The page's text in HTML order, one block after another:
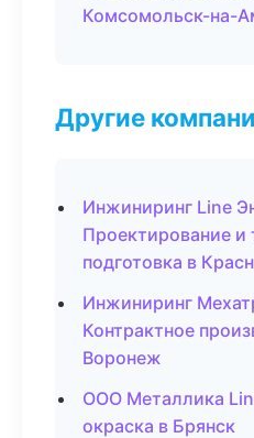
Комсомольск-на-
Другие
Инжиниринг Line
Проектирование и
подготовка в
Инжиниринг
Контрактное
Воронеж
ООО Металлика
окраска в Брянск